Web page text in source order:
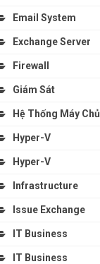
Email System
Exchange Server
Firewall
Giám Sát
Hệ Thống Máy Chủ
Hyper-V
Hyper-V
Infrastructure
Issue Exchange
IT Business
IT Business